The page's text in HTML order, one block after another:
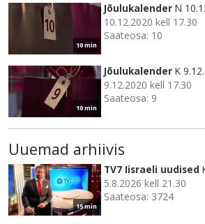
10 min
Jõulukalender N
10.12.2020 kell 17.30
Saateosa: 10
10 min
Jõulukalender K 9.12.
9.12.2020 kell 17.30
Saateosa: 9
Uuemad arhiivis
15 min
TV7 Iisraeli uudised
5.8.2026 kell 21.30
Saateosa: 3724